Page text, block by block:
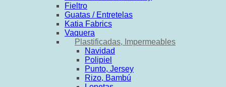
Fieltro
Guatas / Entretelas
Katia Fabrics
Vaquera
Plastificadas, Impermeables
Navidad
Polipiel
Punto, Jersey
Rizo, Bambú